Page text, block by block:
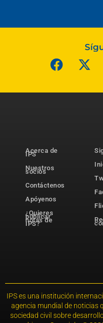
Acerca de
IPS
Nuestros
socios
Contáctenos
Apóyenos
¿Quieres
publicar
notas de
IPS?
IPS es una institución
agencia mundial de noticias
sociedad civil sobre